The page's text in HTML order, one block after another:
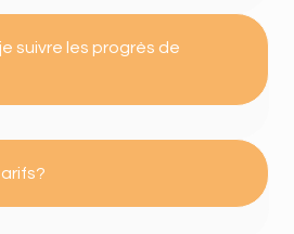
suivre les progrès de